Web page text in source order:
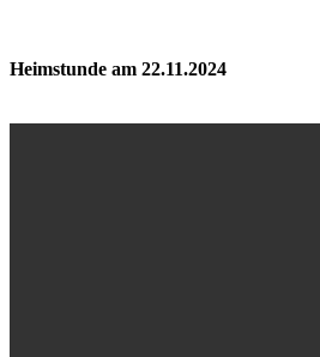
Heimstunde am 22.11.2024